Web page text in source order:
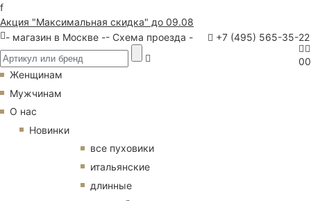
f
Акция "Максимальная скидка" до 09.08
- магазин в Москве -- Схема проезда - +7 (495) 565-35-22
00
Женщинам
Мужчинам
О нас
Новинки
все пуховики
итальянские
длинные